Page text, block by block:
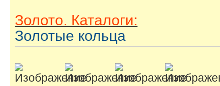
Золото. Каталоги:
Золотые кольца